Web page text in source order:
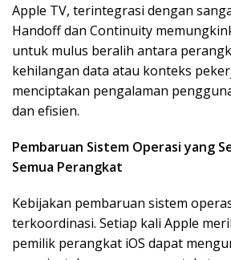
Apple TV, terintegrasi dengan
Handoff dan Continuity
untuk mulus beralih antara
kehilangan data atau konteks
menciptakan pengalaman
dan efisien.
Pembaruan Sistem Operasi yang
Semua Perangkat
Kebijakan pembaruan sistem
terkoordinasi. Setiap kali Apple
pemilik perangkat iOS dapat